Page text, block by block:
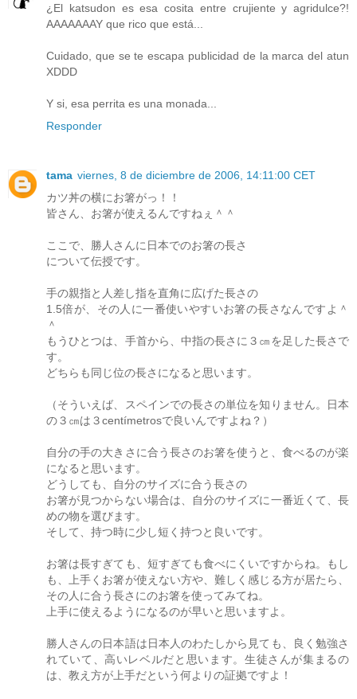
¿El katsudon es esa cosita entre crujiente y agridulce?!
AAAAAAAY que rico que está...
Cuidado, que se te escapa publicidad de la marca del atun
XDDD
Y si, esa perrita es una monada...
Responder
tama viernes, 8 de diciembre de 2006, 14:11:00 CET
カツ丼の横にお箸がっ！！
皆さん、お箸が使えるんですねぇ＾＾
ここで、勝人さんに日本でのお箸の長さ
について伝授です。
手の親指と人差し指を直角に広げた長さの
1.5倍が、その人に一番使いやすいお箸の長さなんですよ＾
＾
もうひとつは、手首から、中指の長さに３㎝を足した長さで
す。
どちらも同じ位の長さになると思います。
（そういえば、スペインでの長さの単位を知りません。日本
の３㎝は３centímetrosで良いんですよね？）
自分の手の大きさに合う長さのお箸を使うと、食べるのが楽
になると思います。
どうしても、自分のサイズに合う長さの
お箸が見つからない場合は、自分のサイズに一番近くて、長
めの物を選びます。
そして、持つ時に少し短く持つと良いです。
お箸は長すぎても、短すぎても食べにくいですからね。もし
も、上手くお箸が使えない方や、難しく感じる方が居たら、
その人に合う長さにのお箸を使ってみてね。
上手に使えるようになるのが早いと思いますよ。
勝人さんの日本語は日本人のわたしから見ても、良く勉強さ
れていて、高いレベルだと思います。生徒さんが集まるの
は、教え方が上手だという何よりの証拠ですよ！